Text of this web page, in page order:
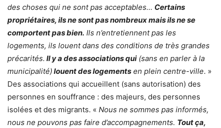
des choses qui ne sont pas acceptables… Certains
propriétaires, ils ne sont pas nombreux mais ils ne se
comportent pas bien. Ils n’entretiennent pas les
logements, ils louent dans des conditions de très grandes
précarités. Il y a des associations qui(sans en parler à la
municipalité) louent des logements en plein centre-ville. »
Des associations qui accueillent (sans autorisation) des
personnes en souffrance : des majeurs, des personnes
isolées et des migrants. « Nous ne sommes pas informés,
nous ne pouvons pas faire d’accompagnements. Tout ça,